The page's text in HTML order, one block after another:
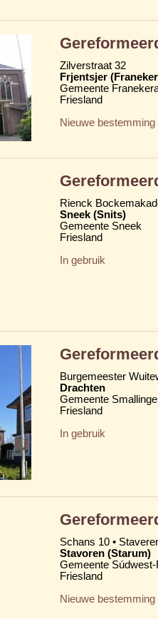
Zilverstraat 32
Frjentsjer
Gemeente
Friesland
Nieuwe bestemming
Rienck
Sneek (Snits)
Gemeente Sneek
Friesland
In gebruik
Burgemeester
Drachten
Gemeente
Friesland
In gebruik
Schans 10 •
Stavoren (Starum)
Gemeente
Friesland
Nieuwe bestemming